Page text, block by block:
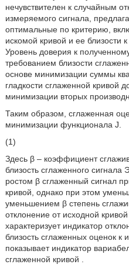
нечувствителен к случайным
измеряемого сигнала,
оптимальные по критерию,
искомой кривой и ее близости
Уровень доверия к
требованием близости
основе минимизации суммы
гладкости сглаженной кривой
минимизации вторых
Таким образом, сглаженная
минимизации функционала J.
(1)
Здесь β – коэффициент
близость сглаженного
ростом β сглаженный сигнал
кривой, однако при этом
уменьшением β степень
отклонение от исходной
характеризует индикатор
близость сглаженных оценок к
показывает индикатор
сглаженной кривой